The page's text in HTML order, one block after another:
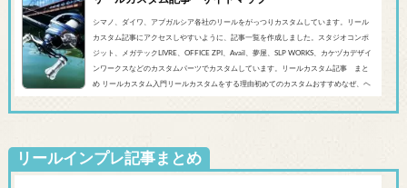
シマノ、ダイワ、アブガルシア各社のリールをがっつりカスタムしています。リール
カスタム記事にアクセスしやすいように、記事一覧を作成しました。スタジオコンポ
ジット、メガテックLIVRE、OFFICE ZPI、Avail、夢屋、SLP WORKS、カケヅカデザイ
ンワークスなどのカスタムパーツでカスタムしています。リールカスタム記事 まと
め リールカスタム入門リールカスタムをする理由初めてのカスタムおすすめなぜ、ヘ
スMGL’19スコーピオンMGL&#0...
リールインプレ記事まとめ